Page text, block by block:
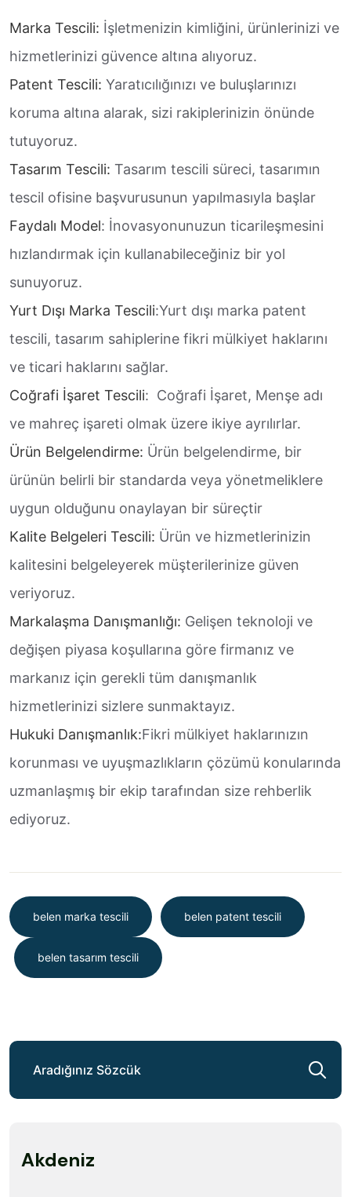
Marka Tescili: İşletmenizin kimliğini, ürünlerinizi ve
hizmetlerinizi güvence altına alıyoruz.
Patent Tescili: Yaratıcılığınızı ve buluşlarınızı
koruma altına alarak, sizi rakiplerinizin önünde
tutuyoruz.
Tasarım Tescili: Tasarım tescili süreci, tasarımın
tescil ofisine başvurusunun yapılmasıyla başlar
Faydalı Model: İnovasyonunuzun ticarileşmesini
hızlandırmak için kullanabileceğiniz bir yol
sunuyoruz.
Yurt Dışı Marka Tescili:Yurt dışı marka patent
tescili, tasarım sahiplerine fikri mülkiyet haklarını
ve ticari haklarını sağlar.
Coğrafi İşaret Tescili: Coğrafi İşaret, Menşe adı
ve mahreç işareti olmak üzere ikiye ayrılırlar.
Ürün Belgelendirme: Ürün belgelendirme, bir
ürünün belirli bir standarda veya yönetmeliklere
uygun olduğunu onaylayan bir süreçtir
Kalite Belgeleri Tescili: Ürün ve hizmetlerinizin
kalitesini belgeleyerek müşterilerinize güven
veriyoruz.
Markalaşma Danışmanlığı: Gelişen teknoloji ve
değişen piyasa koşullarına göre firmanız ve
markanız için gerekli tüm danışmanlık
hizmetlerinizi sizlere sunmaktayız.
Hukuki Danışmanlık:Fikri mülkiyet haklarınızın
korunması ve uyuşmazlıkların çözümü konularında
uzmanlaşmış bir ekip tarafından size rehberlik
ediyoruz.
belen marka tescili belen patent tescili
belen tasarım tescili
Akdeniz